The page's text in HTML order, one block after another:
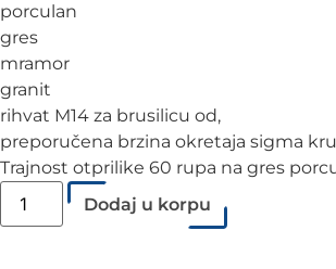
porculan
gres
mramor
granit
rihvat M14 za brusilicu od,
preporučena brzina okretaja sigma
Trajnost otprilike 60 rupa na gres
Dodaj u korpu